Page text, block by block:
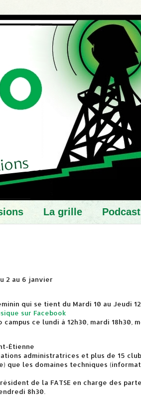
La grille
2 au 6 janvier
qui se tient du Mardi 10 au Jeudi
sur Facebook
ce lundi à 12h30, mardi 18h30,
Étienne
administratrices et plus de 15
que les domaines techniques
de la FATSE en charge des
8h30.